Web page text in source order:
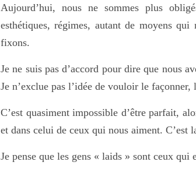
Aujourd’hui, nous ne sommes plus
esthétiques, régimes, autant de moyens qui
fixons.
Je ne suis pas d’accord pour dire que nous
Je n’exclue pas l’idée de vouloir le
C’est quasiment impossible d’être parfait,
et dans celui de ceux qui nous aiment. C’est
Je pense que les gens « laids » sont ceux qui